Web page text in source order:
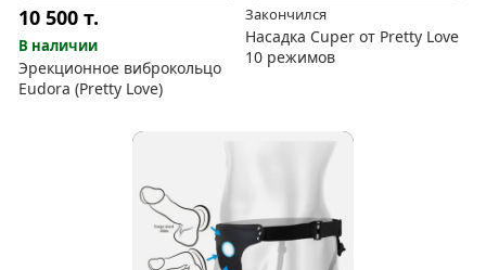
10 500т.
В наличии
Эрекционное виброкольцо
Eudora (Pretty Love)
Закончился
Насадка Cuper от Pretty Love
10 режимов